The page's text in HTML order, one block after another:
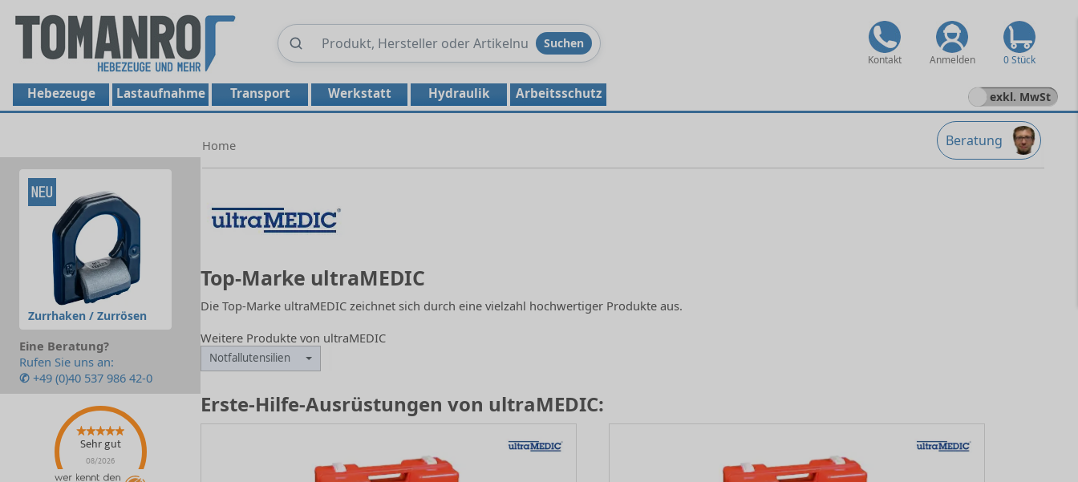
Produkte
Suchen
Kontakt Anmelden 0 Stück
Hebezeuge Lastaufnahme Transport Werkstatt Hydraulik Arbeitsschutz exkl. MwSt
Zurrhaken / Zurrösen
Eine Beratung?
Rufen Sie uns an:
✆ +49 (0)40 537 986 42-0
Sehr gut
08/2026
Beratung
Home
Top-Marke ultraMEDIC
Die Top-Marke ultraMEDIC zeichnet sich durch eine vielzahl hochwertiger Produkte aus.
Weitere Produkte von ultraMEDIC
Notfallutensilien
Erste-Hilfe-Ausrüstungen von ultraMEDIC: